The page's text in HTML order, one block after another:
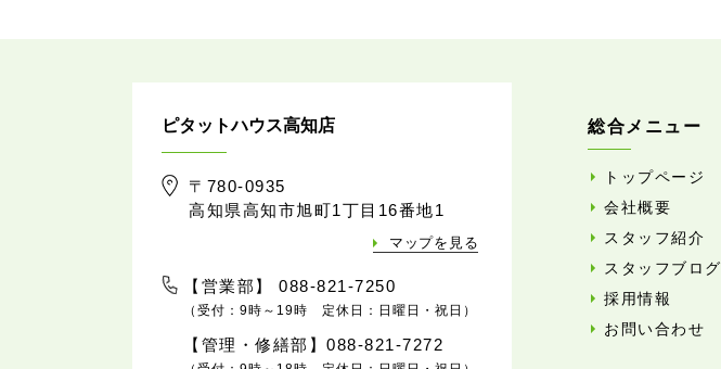
ピタットハウス高知店
〒780-0935
高知県高知市旭町1丁目16番地1
マップを見る
【営業部】 088-821-7250
（受付：9時～19時 定休日：日曜日・祝日）
【管理・修繕部】088-821-7272
総合メニュー
トップページ
会社概要
スタッフ紹介
スタッフブログ
採用情報
お問い合わせ